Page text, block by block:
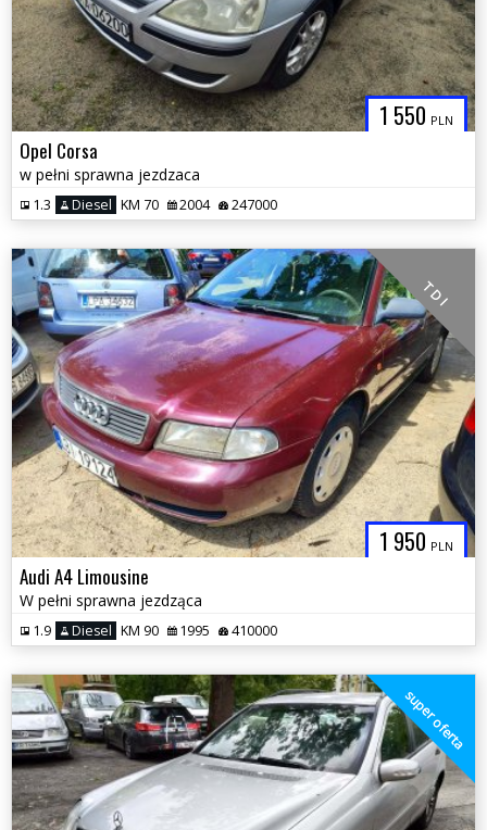
1 550 PLN
Opel Corsa
w pełni sprawna jezdzaca
1.3 Diesel KM 70 2004 247000
1 950 PLN
T D I
Audi A4 Limousine
W pełni sprawna jezdząca
1.9 Diesel KM 90 1995 410000
super oferta